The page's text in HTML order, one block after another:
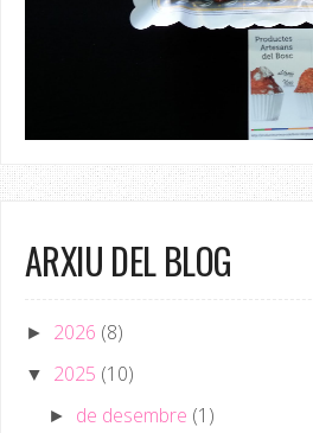
ARXIU DEL BLOG
► 2026 (8)
▼ 2025 (10)
► de desembre (1)